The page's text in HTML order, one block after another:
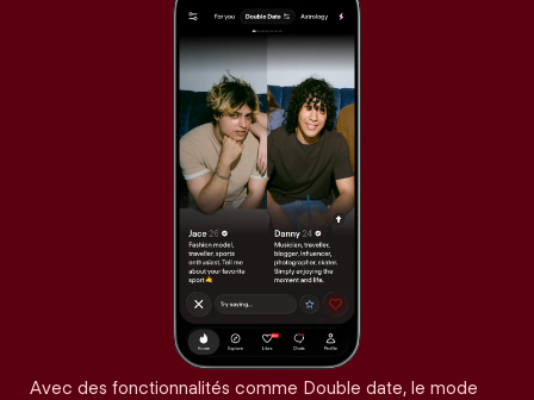
Avec des fonctionnalités comme Double date, le mode